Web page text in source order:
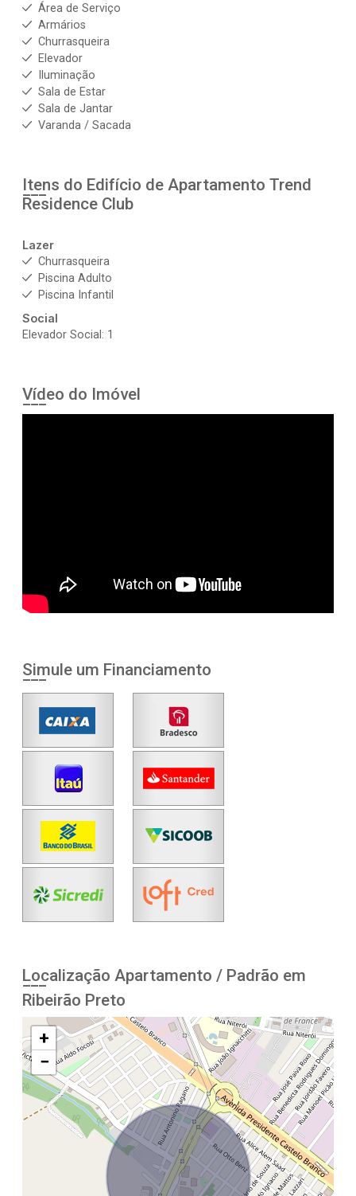
Área de Serviço
Armários
Churrasqueira
Elevador
Iluminação
Sala de Estar
Sala de Jantar
Varanda / Sacada
Itens do Edifício de Apartamento Trend
Residence Club
Lazer
Churrasqueira
Piscina Adulto
Piscina Infantil
Social
Elevador Social: 1
Vídeo do Imóvel
Simule um Financiamento
Localização Apartamento / Padrão em
Ribeirão Preto
+
−